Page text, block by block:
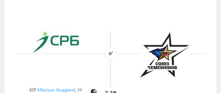
0’
69 Малых Андрей, Н